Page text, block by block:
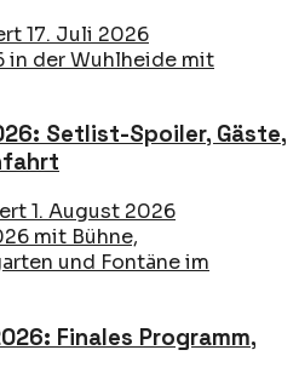
17. Juli 2026
Setlist-Spoiler, Gäste,
1. August 2026
Finales Programm,